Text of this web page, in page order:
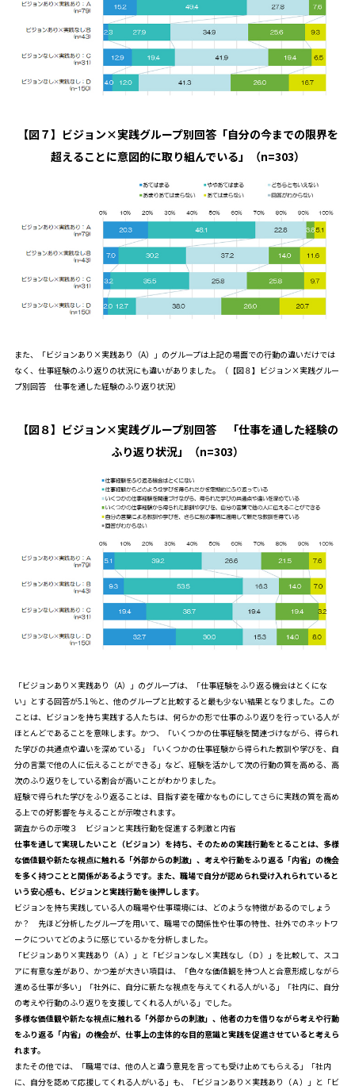
【図７】ビジョン×実践グループ別回答「自分の今までの限界を
超えることに意図的に取り組んでいる」（n=303）
また、「ビジョンあり×実践あり（A）」のグループは上記の場面での行動の違いだけでは
なく、仕事経験のふり返りの状況にも違いがありました。（【図８】ビジョン×実践グルー
プ別回答 仕事を通した経験のふり返り状況）
【図８】ビジョン×実践グループ別回答 「仕事を通した経験の
ふり返り状況」（n=303）
「ビジョンあり×実践あり（A）」のグループは、「仕事経験をふり返る機会はとくにな
い」とする回答が5.1％と、他のグループと比較すると最も少ない結果となりました。この
ことは、ビジョンを持ち実践する人たちは、何らかの形で仕事のふり返りを行っている人が
ほとんどであることを意味します。かつ、「いくつかの仕事経験を関連づけながら、得られ
た学びの共通点や違いを深めている」「いくつかの仕事経験から得られた教訓や学びを、自
分の言葉で他の人に伝えることができる」など、経験を活かして次の行動の質を高める、高
次のふり返りをしている割合が高いことがわかりました。
経験で得られた学びをふり返ることは、目指す姿を確かなものにしてさらに実践の質を高め
る上での好影響を与えることが示唆されます。
調査からの示唆３ ビジョンと実践行動を促進する刺激と内省
仕事を通して実現したいこと（ビジョン）を持ち、そのための実践行動をとることは、多様
な価値観や新たな視点に触れる「外部からの刺激」、考えや行動をふり返る「内省」の機会
を多く持つことと関係があるようです。また、職場で自分が認められ受け入れられていると
いう安心感も、ビジョンと実践行動を後押しします。
ビジョンを持ち実践している人の職場や仕事環境には、どのような特徴があるのでしょう
か？ 先ほど分析したグループを用いて、職場での関係性や仕事の特性、社外でのネットワ
ークについてどのように感じているかを分析しました。
「ビジョンあり×実践あり（Ａ）」と「ビジョンなし×実践なし（Ｄ）」を比較して、スコ
アに有意な差があり、かつ差が大きい項目は、「色々な価値観を持つ人と合意形成しながら
進める仕事が多い」「社外に、自分に新たな視点を与えてくれる人がいる」「社内に、自分
の考えや行動のふり返りを支援してくれる人がいる」でした。
多様な価値観や新たな視点に触れる「外部からの刺激」、他者の力を借りながら考えや行動
をふり返る「内省」の機会が、仕事上の主体的な目的意識と実践を促進させていると考えら
れます。
またその他では、「職場では、他の人と違う意見を言っても受け止めてもらえる」「社内
に、自分を認めて応援してくれる人がいる」も、「ビジョンあり×実践あり（Ａ）」と「ビ